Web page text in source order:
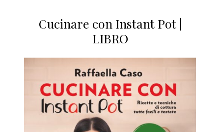
Cucinare con Instant Pot |
LIBRO